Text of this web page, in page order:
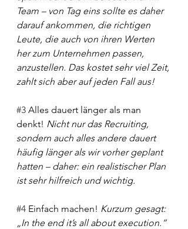
Team – von Tag eins sollte es daher
darauf ankommen, die richtigen
Leute, die auch von ihren Werten
her zum Unternehmen passen,
anzustellen. Das kostet sehr viel Zeit,
zahlt sich aber auf jeden Fall aus!
#3 Alles dauert länger als man
denkt! Nicht nur das Recruiting,
sondern auch alles andere dauert
häufig länger als wir vorher geplant
hatten – daher: ein realistischer Plan
ist sehr hilfreich und wichtig.
#4 Einfach machen! Kurzum gesagt:
„In the end it’s all about execution.“